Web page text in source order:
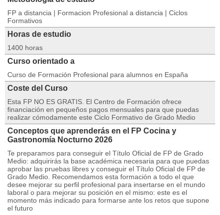
FP a distancia | Formacion Profesional a distancia | Ciclos
Formativos
Horas de estudio
1400 horas
Curso orientado a
Curso de Formación Profesional para alumnos en España
Coste del Curso
Esta FP NO ES GRATIS. El Centro de Formación ofrece
financiación en pequeños pagos mensuales para que puedas
realizar cómodamente este Ciclo Formativo de Grado Medio
Conceptos que aprenderás en el FP Cocina y
Gastronomía Nocturno 2026
Te preparamos para conseguir el Título Oficial de FP de Grado
Medio: adquirirás la base académica necesaria para que puedas
aprobar las pruebas libres y conseguir el Título Oficial de FP de
Grado Medio. Recomendamos esta formación a todo el que
desee mejorar su perfil profesional para insertarse en el mundo
laboral o para mejorar su posición en el mismo: este es el
momento más indicado para formarse ante los retos que supone
el futuro